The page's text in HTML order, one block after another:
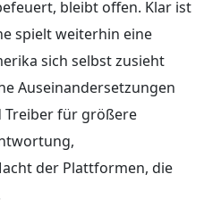
bleibt offen. Klar ist
spielt weiterhin eine
sich selbst zusieht
Auseinandersetzungen
Treiber für größere
der Plattformen, die